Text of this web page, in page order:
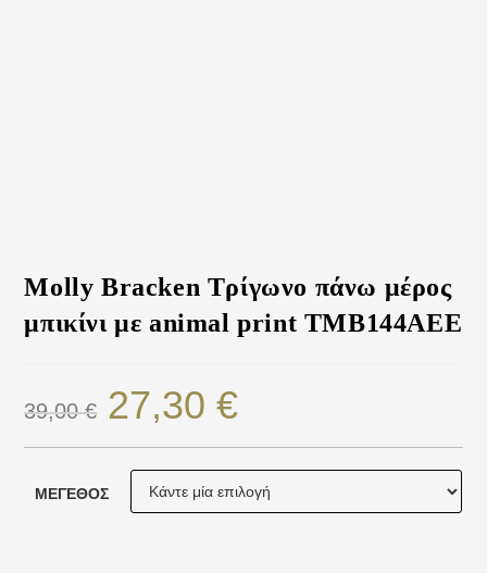
Molly Bracken Τρίγωνο πάνω μέρος
μπικίνι με animal print TMB144AEE
39,00€ 27,30€
ΜΈΓΕΘΟΣ